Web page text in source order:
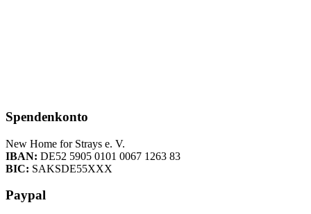
Spendenkonto
New Home for Strays e. V.
IBAN: DE52 5905 0101 0067 1263 83
BIC: SAKSDE55XXX
Paypal